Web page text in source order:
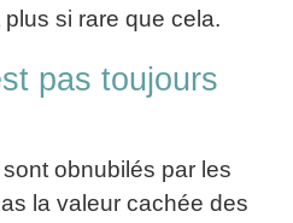
si rare que cela.
pas toujours
obnubilés par les
la valeur cachée des